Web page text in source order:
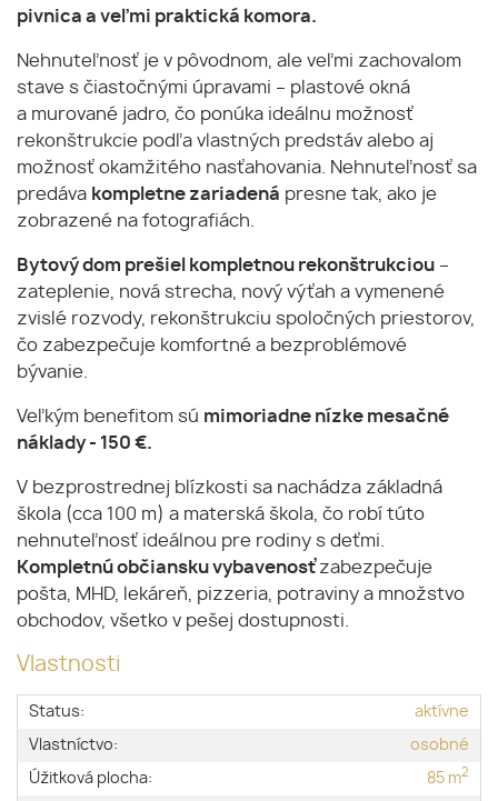
pivnica a veľmi praktická komora.
Nehnuteľnosť je v pôvodnom, ale veľmi zachovalom
stave s čiastočnými úpravami – plastové okná
a murované jadro, čo ponúka ideálnu možnosť
rekonštrukcie podľa vlastných predstáv alebo aj
možnosť okamžitého nasťahovania. Nehnuteľnosť sa
predáva kompletne zariadená presne tak, ako je
zobrazené na fotografiách.
Bytový dom prešiel kompletnou rekonštrukciou –
zateplenie, nová strecha, nový výťah a vymenené
zvislé rozvody, rekonštrukciu spoločných priestorov,
čo zabezpečuje komfortné a bezproblémové
bývanie.
Veľkým benefitom sú mimoriadne nízke mesačné
náklady - 150 €.
V bezprostrednej blízkosti sa nachádza základná
škola (cca 100 m) a materská škola, čo robí túto
nehnuteľnosť ideálnou pre rodiny s deťmi.
Kompletnú občiansku vybavenosťzabezpečuje
pošta, MHD, lekáreň, pizzeria, potraviny a množstvo
obchodov, všetko v pešej dostupnosti.
Vlastnosti
Status:
aktívne
Vlastníctvo:
osobné
Úžitková plocha:
85 m2